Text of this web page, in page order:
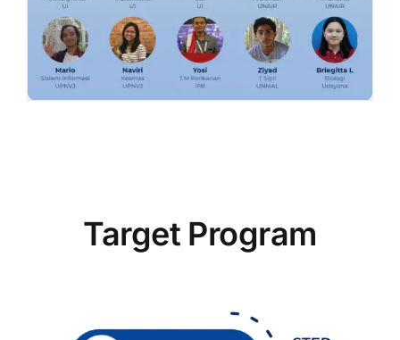
Target Program